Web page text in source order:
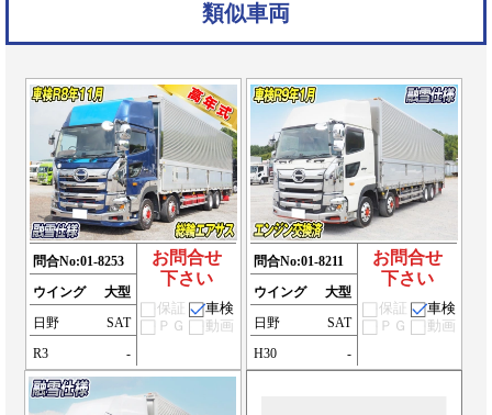
類似車両
問合No:01-8253
ウイング
大型
日野
SAT
R3
-
お問合せ
下さい
保証
車検
ＰＧ
動画
問合No:01-8211
ウイング
大型
日野
SAT
H30
-
お問合せ
下さい
保証
車検
ＰＧ
動画